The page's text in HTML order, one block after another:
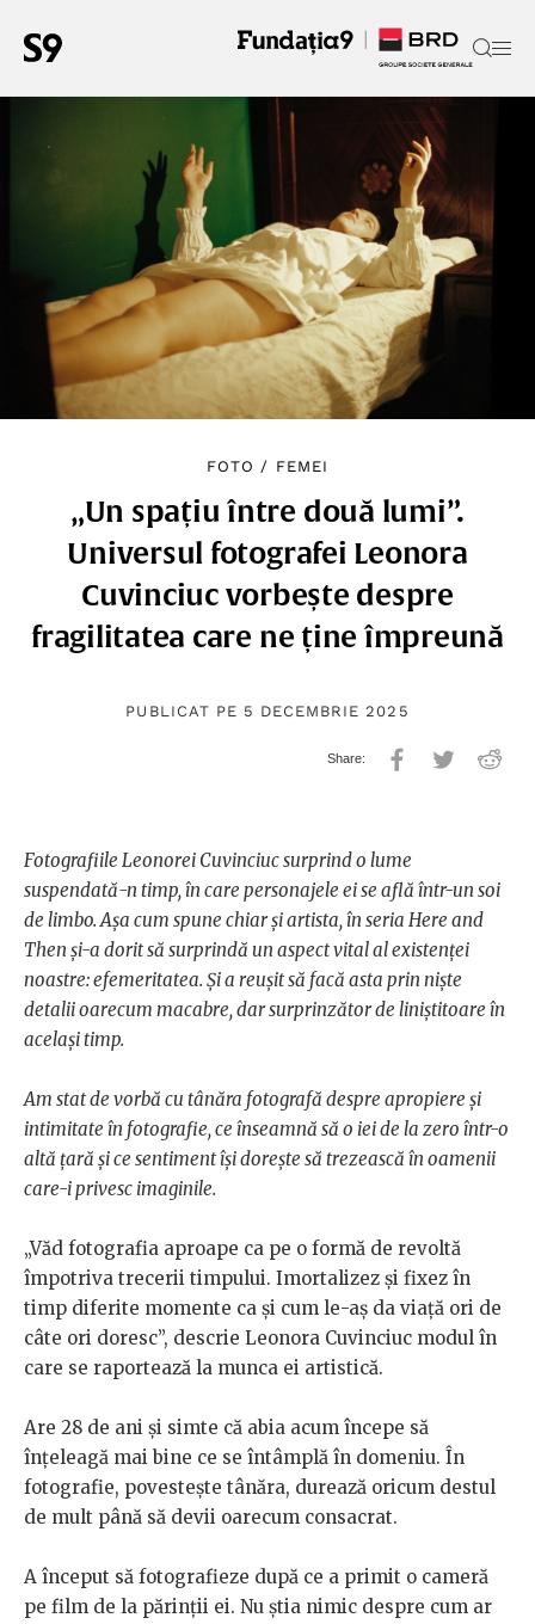
FOTO / FEMEI
„Un spațiu între două lumi”.
Universul fotografei Leonora
Cuvinciuc vorbește despre
fragilitatea care ne ține împreună
PUBLICAT PE 5 DECEMBRIE 2025
Fotografiile Leonorei Cuvinciuc surprind o lume
suspendată-n timp, în care personajele ei se află într-un soi
de limbo. Așa cum spune chiar și artista, în seria Here and
Then și-a dorit să surprindă un aspect vital al existenței
noastre: efemeritatea. Și a reușit să facă asta prin niște
detalii oarecum macabre, dar surprinzător de liniștitoare în
același timp.
Am stat de vorbă cu tânăra fotografă despre apropiere și
intimitate în fotografie, ce înseamnă să o iei de la zero într-o
altă țară și ce sentiment își dorește să trezească în oamenii
care-i privesc imaginile.
„Văd fotografia aproape ca pe o formă de revoltă
împotriva trecerii timpului. Imortalizez și fixez în
timp diferite momente ca și cum le-aș da viață ori de
câte ori doresc”, descrie Leonora Cuvinciuc modul în
care se raportează la munca ei artistică.
Are 28 de ani și simte că abia acum începe să
înțeleagă mai bine ce se întâmplă în domeniu. În
fotografie, povestește tânăra, durează oricum destul
de mult până să devii oarecum consacrat.
A început să fotografieze după ce a primit o cameră
pe film de la părinții ei. Nu știa nimic despre cum ar